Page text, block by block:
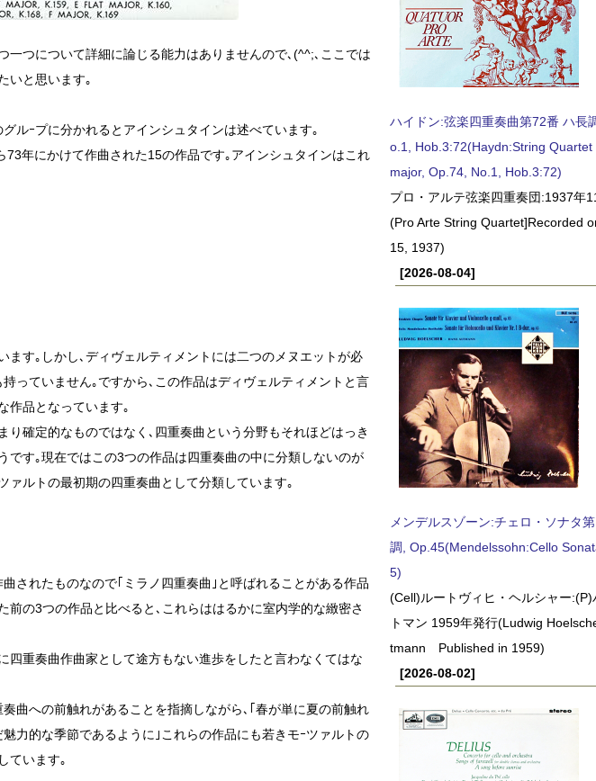
一つについて詳細に論じる能力はありませんので､(^^;､ここでは
いと思います｡
ルｰプに分かれるとアインシュタインは述べています｡
73年にかけて作曲された15の作品です｡アインシュタインはこれ
ます｡しかし､ディヴェルティメントには二つのメヌエットが必
っていません｡ですから､この作品はディヴェルティメントと言
作品となっています｡
り確定的なものではなく､四重奏曲という分野もそれほどはっき
です｡現在ではこの3つの作品は四重奏曲の中に分類しないのが
ァルトの最初期の四重奏曲として分類しています｡
されたものなので｢ミラノ四重奏曲｣と呼ばれることがある作品
前の3つの作品と比べると､これらははるかに室内学的な緻密さ
四重奏曲作曲家として途方もない進歩をしたと言わなくてはな
曲への前触れがあることを指摘しながら､｢春が単に夏の前触れ
力的な季節であるように｣これらの作品にも若きモｰツァルトの
ています｡
ハイドン:弦楽四重奏曲第72番 ハ長
o.1, Hob.3:72(Haydn:String Quartet
major, Op.74, No.1, Hob.3:72)
プロ・アルテ弦楽四重奏団:1937年
(Pro Arte String Quartet]Recorded
15, 1937)
[2026-08-04]
メンデルスゾーン:チェロ・ソナタ
調, Op.45(Mendelssohn:Cello
5)
(Cell)ルートヴィヒ・ヘルシャー
トマン 1959年発行(Ludwig
tmann Published in 1959)
[2026-08-02]